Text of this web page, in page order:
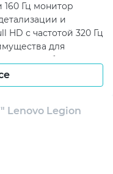
Гц монитор
и
HD с частотой 320 Гц
для
где особенно
движения.
сделать
синхронизации
картинке без
Lenovo Legion